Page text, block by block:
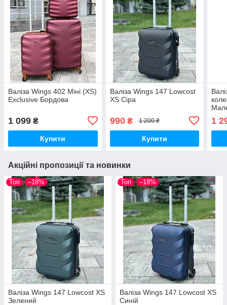
Валіза Wings 402 Міні (XS)
Exclusive Бордова
1 099 ₴
Купити
Валіза Wings 147 Lowcost
XS Сіра
990₴ 1 200 ₴
Купити
1
Акційні пропозиції та новинки
Топ –18%
Валіза Wings 147 Lowcost XS
Зелений
Топ –18%
Валіза Wings 147 Lowcost XS
Синій